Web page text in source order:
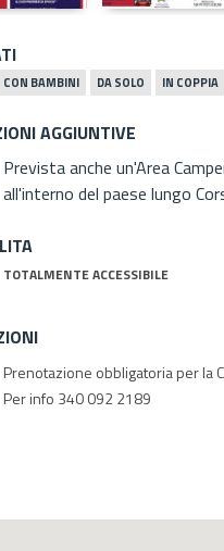
CON BAMBINI DA SOLO IN COPPIA
AGGIUNTIVE
Prevista anche un'Area
all'interno del paese lungo
TOTALMENTE ACCESSIBILE
Prenotazione obbligatoria per la
Per info 340 092 2189